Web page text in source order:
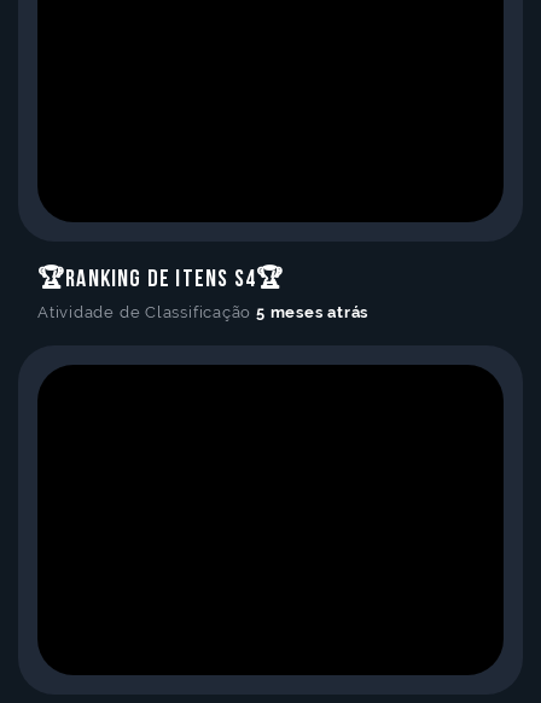
🏆Ranking de Itens S4🏆
Atividade de Classificação 5 meses atrás